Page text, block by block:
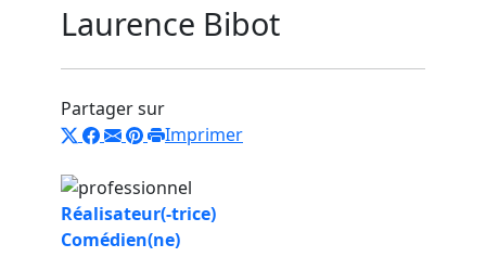
Laurence Bibot
Partager sur
Imprimer
Réalisateur(-trice)
Comédien(ne)